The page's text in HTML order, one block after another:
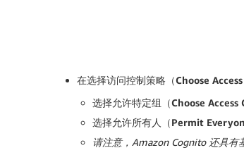
在选择访问控制策略（Choose
选择允许特定组（Choose
选择允许所有人（Permit
请注意， Amazon Cognito 还具有